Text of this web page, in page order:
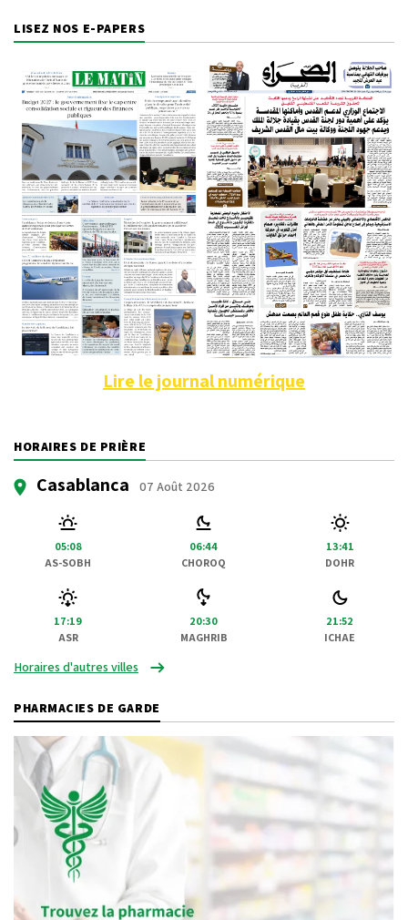
LISEZ NOS E-PAPERS
Lire le journal numérique
HORAIRES DE PRIÈRE
Casablanca 07 Août 2026
05:08
AS-SOBH
06:44
CHOROQ
13:41
DOHR
17:19
ASR
20:30
MAGHRIB
21:52
ICHAE
Horaires d'autres villes
PHARMACIES DE GARDE